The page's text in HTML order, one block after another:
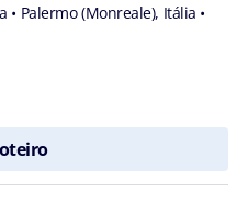
• Palermo (Monreale), Itália •